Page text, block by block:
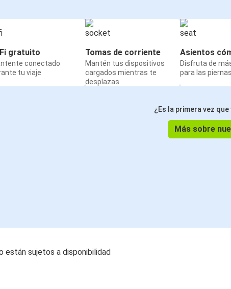
gratuito
conectado
tu viaje
Tomas de corriente
Mantén tus dispositivos
cargados mientras te
desplazas
Asientos
Disfruta de
para las piernas
¿Es la primera vez
Más sobre
están sujetos a disponibilidad